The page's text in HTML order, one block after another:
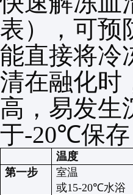
表），可预
能直接将冷
清在融化时
高，易发生
于-20℃保
温度
第一步
室温
或15-20℃水浴